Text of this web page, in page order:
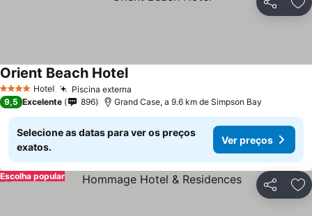
Partilhar
4 EstrelasHotel Piscina externa
Orient Beach Hotel
9,5 Excelente 896 Grand Case, a 9.6 km de Simpson Bay
Selecione as datas para ver os preços
exatos.
Ver preços
Partilhar
Escolha popular